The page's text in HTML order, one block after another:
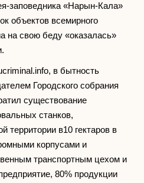
заповедника «Нарын-Кала»
объектов всемирного
на свою беду «оказалась»
в бытность
Городского собрания
существование
станков,
территории в10 гектаров в
корпусами и
транспортным цехом и
80% продукции